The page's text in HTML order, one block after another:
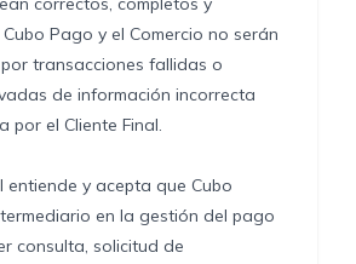
Pago y el Comercio no serán
transacciones fallidas o
de información incorrecta
por el Cliente Final.
entiende y acepta que Cubo
en la gestión del pago
consulta, solicitud de